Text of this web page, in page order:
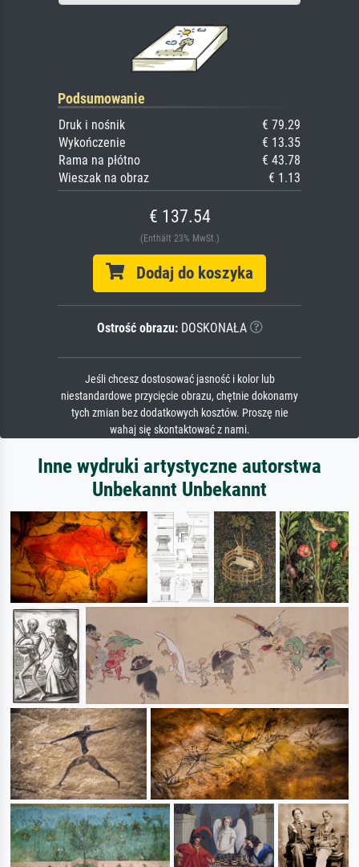
Podsumowanie
Druk i nośnik
€ 79.29
Wykończenie
€ 13.35
Rama na płótno
€ 43.78
Wieszak na obraz
€ 1.13
€ 137.54
(Enthält 23% MwSt.)
Dodaj do koszyka
Ostrość obrazu:DOSKONAŁA
Jeśli chcesz dostosować jasność i kolor lub
niestandardowe przycięcie obrazu, chętnie dokonamy
tych zmian bez dodatkowych kosztów. Proszę nie
wahaj się skontaktować z nami.
Inne wydruki artystyczne autorstwa
Unbekannt Unbekannt